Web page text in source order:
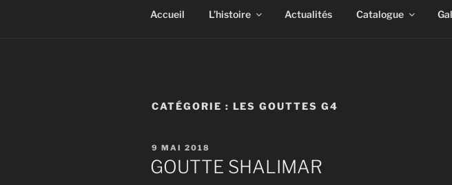
Accueil L’histoire Actualités Catalogue
CATÉGORIE : LES GOUTTES G4
PUBLIÉ
LE
9 MAI 2018
GOUTTE SHALIMAR